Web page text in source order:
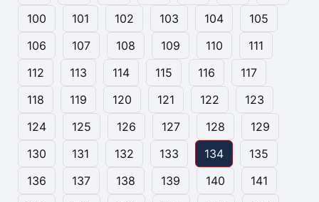
100
101 102 103 104
105
106
107 108 109 110
111
112
113 114 115 116
117
118
119 120 121 122
123
124
125 126 127 128
129
130
131 132 133 134
135
136
137 138 139 140
141